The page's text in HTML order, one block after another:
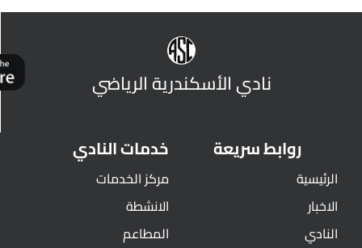
نادي الأسكندرية الرياضي
روابط سريعة
الرئيسية
الاخبار
النادي
خدمات النادي
مركز الخدمات
الانشطة
المطاعم